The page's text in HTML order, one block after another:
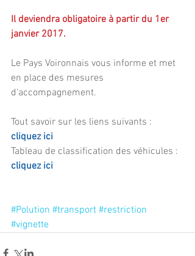
Il deviendra obligatoire à partir du 1er
janvier 2017.
Le Pays Voironnais vous informe et met
en place des mesures
d'accompagnement.
Tout savoir sur les liens suivants :
cliquez ici
Tableau de classification des véhicules :
cliquez ici
#Polution #transport #restriction
#vignette